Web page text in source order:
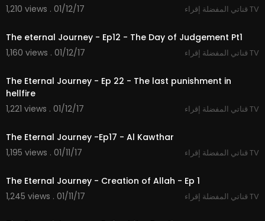
1,210 views . 01/12/17
قناتي المفضلة إقراء TV
The eternal Journey - Ep12 - The Day of Judgement Pt1
1,160 views . 01/12/17
قناتي المفضلة إقراء TV
The Eternal Journey - Ep 22 - The last punishment in
hellfire
1,221 views . 01/12/17
قناتي المفضلة إقراء TV
The Eternal Journey -Ep17 - Al Kawthar
1,195 views . 01/11/17
قناتي المفضلة إقراء TV
The Eternal Journey - Creation of Allah - Ep 1
1,245 views . 01/11/17
قناتي المفضلة إقراء TV